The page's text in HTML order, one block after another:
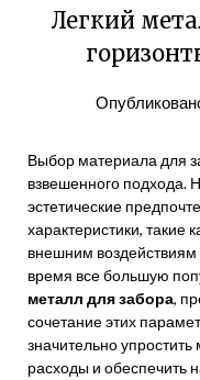
Легкий
Выбор материала для
взвешенного подхода.
эстетические
характеристики, такие
внешним воздействиям
время все большую
металл для забора,
сочетание этих
значительно
расходы и обеспечить